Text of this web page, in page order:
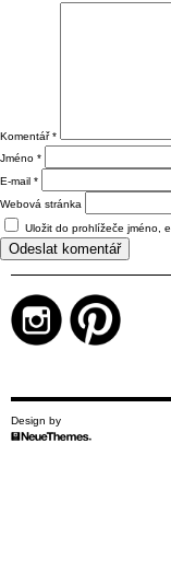
Komentář*
Jméno *
E-mail *
Webová stránka
Uložit do prohlížeče jméno,
Design by